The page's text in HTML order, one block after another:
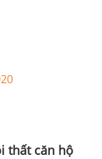
thất căn hộ